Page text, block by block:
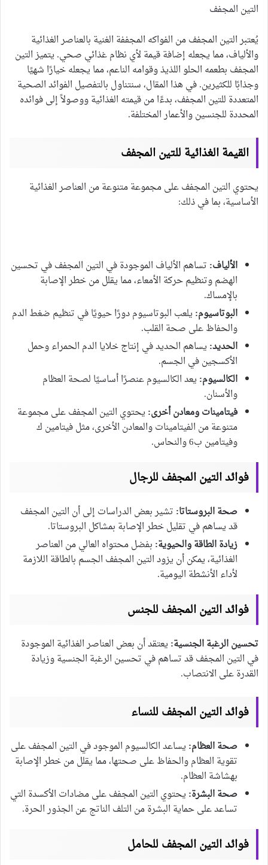
التين المجفف
يُعتبر التين المجفف من الفواكه المجففة الغنية بالعناصر الغذائية
والألياف، مما يجعله إضافة قيمة لأي نظام غذائي صحي. يتميز التين
المجفف بطعمه الحلو اللذيذ وقوامه الناعم، مما يجعله خيارًا شهيًا
وجذابًا للكثيرين. في هذا المقال، سنتناول بالتفصيل الفوائد الصحية
المتعددة للتين المجفف، بدءًا من قيمته الغذائية ووصولاً إلى فوائده
المحددة للجنسين والأعمار المختلفة.
القيمة الغذائية للتين المجفف
يحتوي التين المجفف على مجموعة متنوعة من العناصر الغذائية
الأساسية، بما في ذلك:
الألياف: تساهم الألياف الموجودة في التين المجفف في تحسين
الهضم وتنظيم حركة الأمعاء، مما يقلل من خطر الإصابة
بالإمساك.
البوتاسيوم:يلعب البوتاسيوم دورًا حيويًا في تنظيم ضغط الدم
والحفاظ على صحة القلب.
الحديد:يساهم الحديد في إنتاج خلايا الدم الحمراء وحمل
الأكسجين في الجسم.
الكالسيوم:يعد الكالسيوم عنصرًا أساسيًا لصحة العظام
والأسنان.
فيتامينات ومعادن أخرى:يحتوي التين المجفف على مجموعة
متنوعة من الفيتامينات والمعادن الأخرى، مثل فيتامين ك
وفيتامين ب6 والنحاس.
فوائد التين المجفف للرجال
صحة البروستاتا: تشير بعض الدراسات إلى أن التين المجفف
قد يساهم في تقليل خطر الإصابة بمشاكل البروستاتا.
زيادة الطاقة والحيوية: بفضل محتواه العالي من العناصر
الغذائية، يمكن أن يزود التين المجفف الجسم بالطاقة اللازمة
لأداء الأنشطة اليومية.
فوائد التين المجفف للجنس
تحسين الرغبة الجنسية:يعتقد أن بعض العناصر الغذائية الموجودة
في التين المجفف قد تساهم في تحسين الرغبة الجنسية وزيادة
القدرة على الانتصاب.
فوائد التين المجفف للنساء
صحة العظام:يساعد الكالسيوم الموجود في التين المجفف على
تقوية العظام والحفاظ على صحتها، مما يقلل من خطر الإصابة
بهشاشة العظام.
صحة البشرة:يحتوي التين المجفف على مضادات الأكسدة التي
تساعد على حماية البشرة من التلف الناتج عن الجذور الحرة.
فوائد التين المجفف للحامل